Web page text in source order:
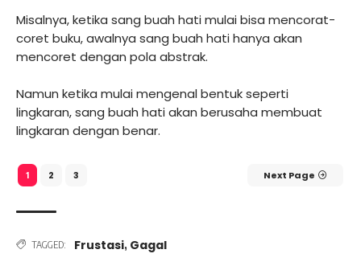
Misalnya, ketika sang buah hati mulai bisa mencorat-
coret buku, awalnya sang buah hati hanya akan
mencoret dengan pola abstrak.
Namun ketika mulai mengenal bentuk seperti
lingkaran, sang buah hati akan berusaha membuat
lingkaran dengan benar.
1 2 3 Next Page
TAGGED: Frustasi, Gagal